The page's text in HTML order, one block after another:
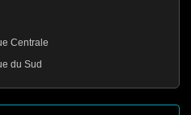
Centrale
du Sud